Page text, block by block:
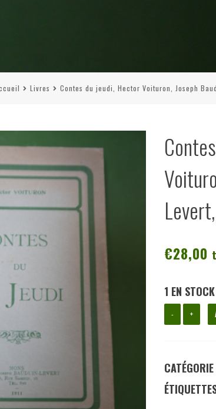
Livres Contes du jeudi, Hector Voituron, Joseph
€28,00
1 EN STOCK
-
quantité
du
jeudi,
+